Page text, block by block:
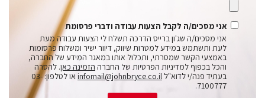
אני מסכים/ה לקבל הצעות עבודה ודברי פרסומת
אני מסכים/ה שג'ון ברייס הדרכה תשלח לי הצעות עבודה מעת
לעת ותשתמש במידע למטרות שיווק, דיוור ישיר ומשלוח פרסומות
באמצעי הקשר שמסרתי, ותכלול אותו במאגר המידע של החברה,
והכל בכפוף למדיניות הפרטיות של החברה הזמינה כאן. להסרה
בעתיד פנה/י לדוא"ל infomail@johnbryce.co.il
או לטלפון: 03-
7100777.